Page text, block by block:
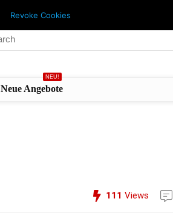
NEU!
Neue Angebote
111 Views
Revoke Cookies